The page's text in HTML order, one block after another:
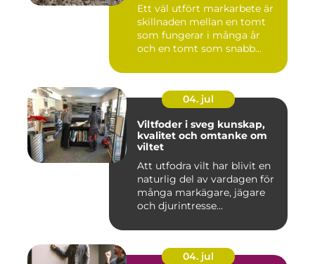
Ett väl utfört markarbete är
skillnaden mellan en tomt
som fungerar i många år
och en tomt som snabb...
04. jul
Viltfoder i sveg kunskap,
kvalitet och omtanke om
viltet
Att utfodra vilt har blivit en
naturlig del av vardagen för
många markägare, jägare
och djurintresse...
04. jul